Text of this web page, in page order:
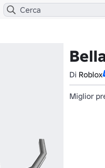
Di Roblox
Miglior